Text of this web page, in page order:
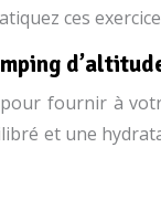
ces
fournir à
et une